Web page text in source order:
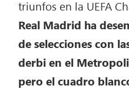
triunfos en la UEFA
Real Madrid ha
de selecciones con
derbi en el
pero el cuadro